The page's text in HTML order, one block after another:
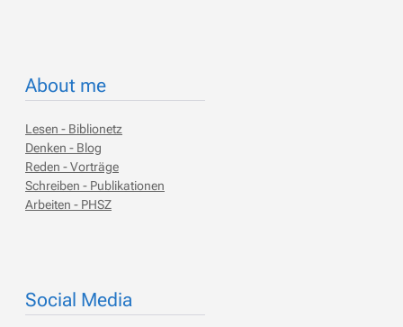
About me
Lesen - Biblionetz
Denken - Blog
Reden - Vorträge
Schreiben - Publikationen
Arbeiten - PHSZ
Social Media